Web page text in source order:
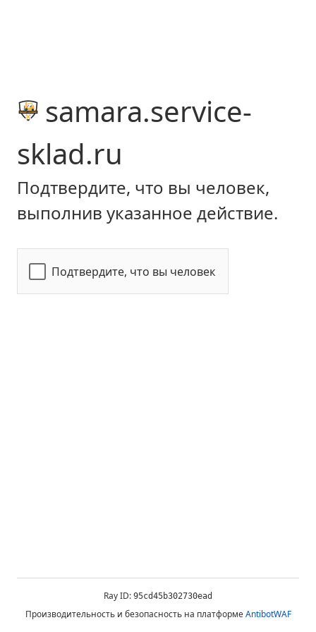
samara.service-
sklad.ru
Подтвердите, что вы человек,
выполнив указанное действие.
Подтвердите, что вы человек
Ray ID: 95cd45b302730ead
Производительность и безопасность на платформеAntibotWAF